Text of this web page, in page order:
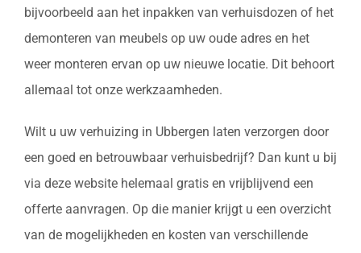
bijvoorbeeld aan het inpakken van verhuisdozen of het
demonteren van meubels op uw oude adres en het
weer monteren ervan op uw nieuwe locatie. Dit behoort
allemaal tot onze werkzaamheden.
Wilt u uw verhuizing in Ubbergen laten verzorgen door
een goed en betrouwbaar verhuisbedrijf? Dan kunt u bij
via deze website helemaal gratis en vrijblijvend een
offerte aanvragen. Op die manier krijgt u een overzicht
van de mogelijkheden en kosten van verschillende